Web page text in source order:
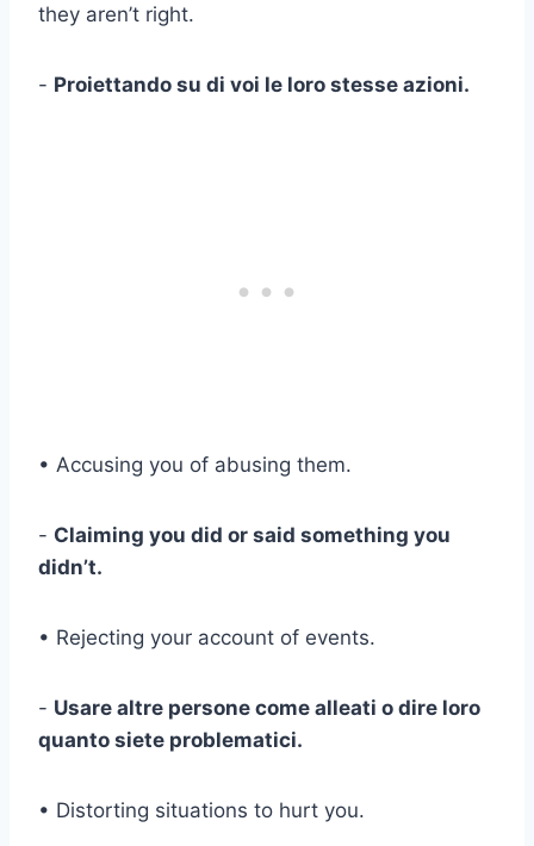
they aren’t right.
- Proiettando su di voi le loro stesse azioni.
• Accusing you of abusing them.
- Claiming you did or said something you
didn’t.
• Rejecting your account of events.
- Usare altre persone come alleati o dire loro
quanto siete problematici.
• Distorting situations to hurt you.